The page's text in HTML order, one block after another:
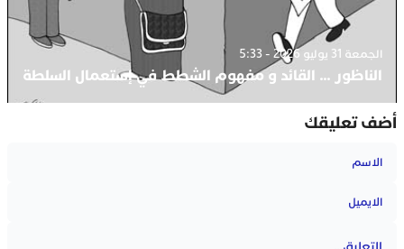
الجمعة 31 يوليو 2026 - 5:33
الناظور … القائد و مفهوم الشطط في إستعمال السلطة
أضف تعليقك